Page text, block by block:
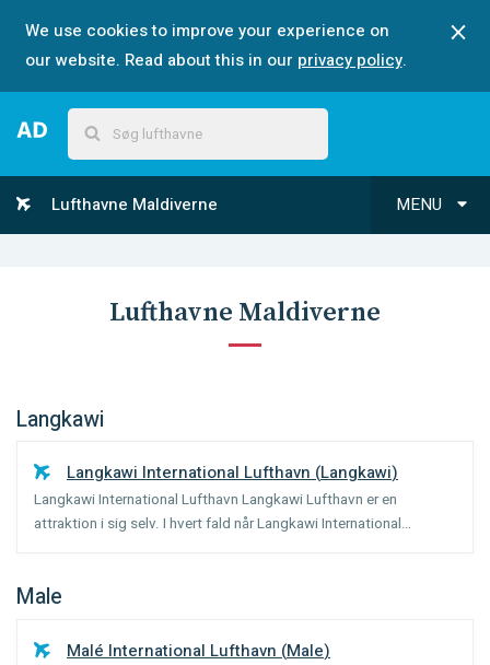
We use cookies to improve your experience on
our website. Read about this in our privacy policy.
MENU
Lufthavne Maldiverne
Lufthavne Maldiverne
Langkawi
Langkawi International Lufthavn (Langkawi)
Langkawi International Lufthavn Langkawi Lufthavn er en
attraktion i sig selv. I hvert fald når Langkawi International
Male
Malé International Lufthavn (Male)